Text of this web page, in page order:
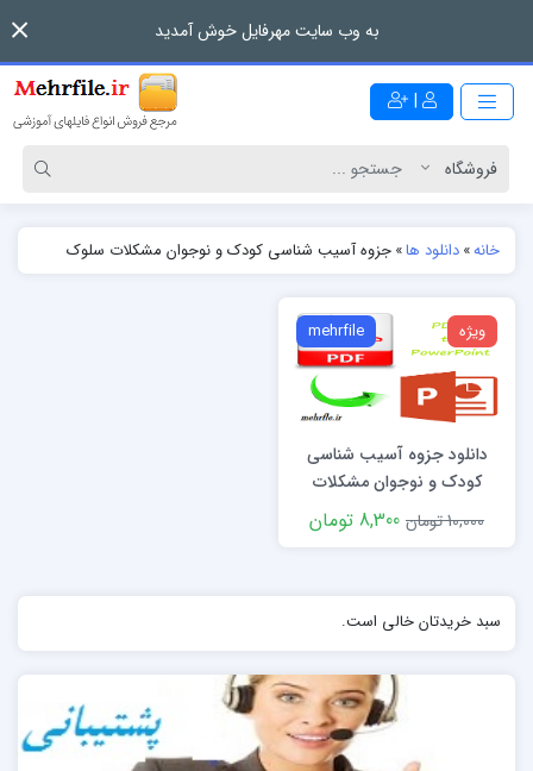
به وب سایت مهرفایل خوش آمدید
|
خانه»دانلود ها»جزوه آسیب شناسی کودک و نوجوان مشکلات سلوک
ویژه mehrfile
دانلود جزوه آسیب شناسی
کودک و نوجوان مشکلات
سلوک
10,000 تومان 8,300 تومان
سبد خریدتان خالی است.